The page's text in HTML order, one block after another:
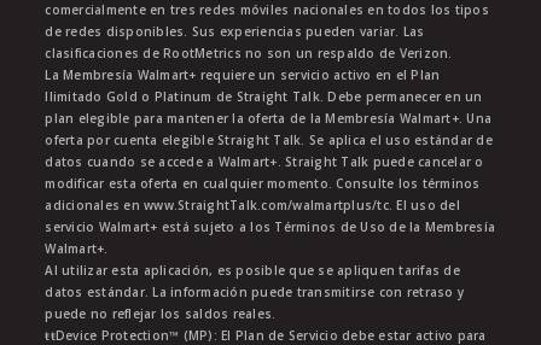
comercialmente en tres redes móviles nacionales en todos los tipos
de redes disponibles. Sus experiencias pueden variar. Las
clasificaciones de RootMetrics no son un respaldo de Verizon.
La Membresía Walmart+ requiere un servicio activo en el Plan
Ilimitado Gold o Platinum de Straight Talk. Debe permanecer en un
plan elegible para mantener la oferta de la Membresía Walmart+. Una
oferta por cuenta elegible Straight Talk. Se aplica el uso estándar de
datos cuando se accede a Walmart+. Straight Talk puede cancelar o
modificar esta oferta en cualquier momento. Consulte los términos
adicionales en www.StraightTalk.com/walmartplus/tc. El uso del
servicio Walmart+ está sujeto a los Términos de Uso de la Membresía
Walmart+.
Al utilizar esta aplicación, es posible que se apliquen tarifas de
datos estándar. La información puede transmitirse con retraso y
puede no reflejar los saldos reales.
ŧŧDevice Protection™ (MP): El Plan de Servicio debe estar activo para